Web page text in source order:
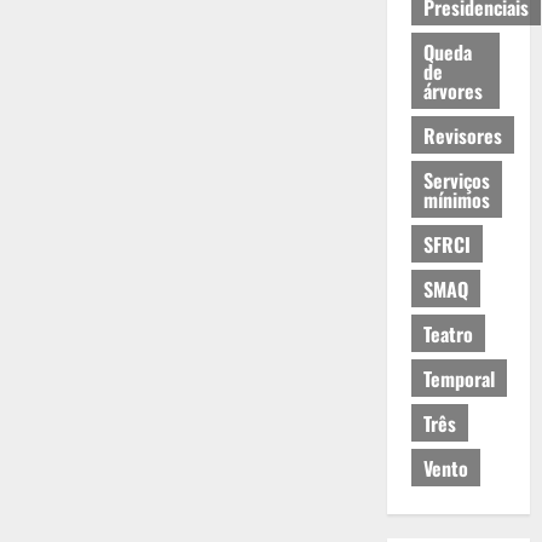
Presidenciais
Queda
de
árvores
Revisores
Serviços
mínimos
SFRCI
SMAQ
Teatro
Temporal
Três
Vento